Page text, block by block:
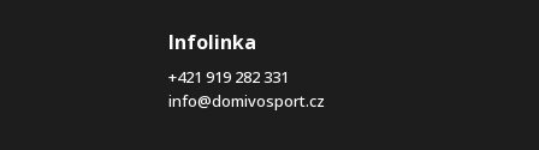
Infolinka
+421 919 282 331
info@domivosport.cz